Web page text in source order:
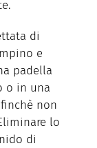
di
e
padella
o in una
non
lo
di